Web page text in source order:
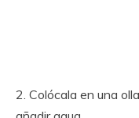
2. Colócala en una